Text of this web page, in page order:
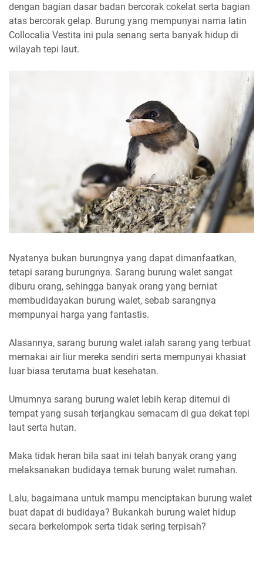
dengan bagian dasar badan bercorak cokelat serta bagian
atas bercorak gelap. Burung yang mempunyai nama latin
Collocalia Vestita ini pula senang serta banyak hidup di
wilayah tepi laut.
Nyatanya bukan burungnya yang dapat dimanfaatkan,
tetapi sarang burungnya. Sarang burung walet sangat
diburu orang, sehingga banyak orang yang berniat
membudidayakan burung walet, sebab sarangnya
mempunyai harga yang fantastis.
Alasannya, sarang burung walet ialah sarang yang terbuat
memakai air liur mereka sendiri serta mempunyai khasiat
luar biasa terutama buat kesehatan.
Umumnya sarang burung walet lebih kerap ditemui di
tempat yang susah terjangkau semacam di gua dekat tepi
laut serta hutan.
Maka tidak heran bila saat ini telah banyak orang yang
melaksanakan budidaya ternak burung walet rumahan.
Lalu, bagaimana untuk mampu menciptakan burung walet
buat dapat di budidaya? Bukankah burung walet hidup
secara berkelompok serta tidak sering terpisah?